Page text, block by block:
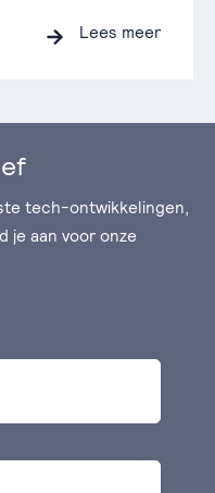
Lees meer
tech-ontwikkelingen,
je aan voor onze